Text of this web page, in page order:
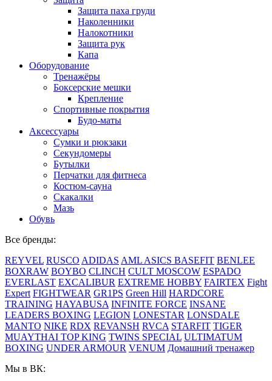
Защита паха груди
Наколенники
Налокотники
Защита рук
Капа
Оборудование
Тренажёры
Боксерские мешки
Крепление
Спортивные покрытия
Будо-маты
Аксессуары
Сумки и рюкзаки
Секундомеры
Бутылки
Перчатки для фитнеса
Костюм-сауна
Скакалки
Мазь
Обувь
Все бренды:
REYVEL RUSCO ADIDAS AML ASICS BASEFIT BENLEE
BOXRAW BOYBO CLINCH CULT MOSCOW ESPADO
EVERLAST EXCALIBUR EXTREME HOBBY FAIRTEX Fight
Expert FIGHTWEAR GR1PS Green Hill HARDCORE
TRAINING HAYABUSA INFINITE FORCE INSANE
LEADERS BOXING LEGION LONESTAR LONSDALE
MANTO NIKE RDX REVANSH RVCA STARFIT TIGER
MUAYTHAI TOP KING TWINS SPECIAL ULTIMATUM
BOXING UNDER ARMOUR VENUM Домашний тренажер
Мы в ВК: